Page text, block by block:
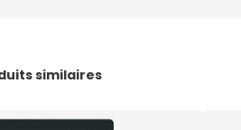
similaires